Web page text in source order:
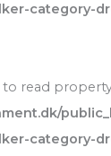
category-
read
category-